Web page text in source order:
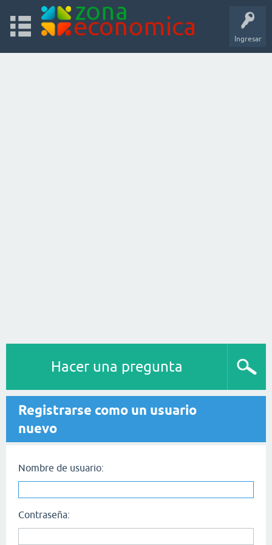
Ingresar
Hacer una pregunta
Registrarse como un usuario
nuevo
Nombre de usuario:
Contraseña: